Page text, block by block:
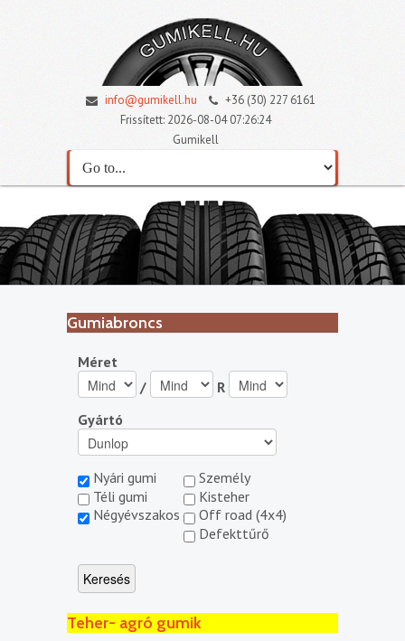
info@gumikell.hu
+36 (30) 227 6161
Frissített: 2026-08-04 07:26:24
Gumikell
Gumiabroncs
Méret
/
R
Gyártó
Nyári gumi
Téli gumi
Négyévszakos
Személy
Kisteher
Off road (4x4)
Defekttűrő
Teher- agró gumik